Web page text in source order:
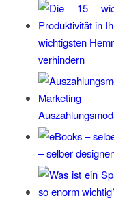
wichtigsten
verhindern
– selber